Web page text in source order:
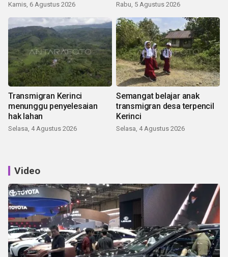
Kamis, 6 Agustus 2026 Rabu, 5 Agustus 2026
Transmigran Kerinci
menunggu penyelesaian
hak lahan
Selasa, 4 Agustus 2026
Semangat belajar anak
transmigran desa terpencil
Kerinci
Selasa, 4 Agustus 2026
Video